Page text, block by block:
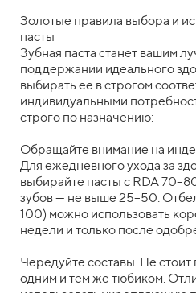
Золотые правила выбора и
пасты
Зубная паста станет вашим
поддержании идеального
выбирать ее в строгом
индивидуальными
строго по назначению:
Обращайте внимание на
Для ежедневного ухода за
выбирайте пасты с RDA
зубов — не выше 25–50.
100) можно использовать
недели и только после
Чередуйте составы. Не стоит
одним и тем же тюбиком.